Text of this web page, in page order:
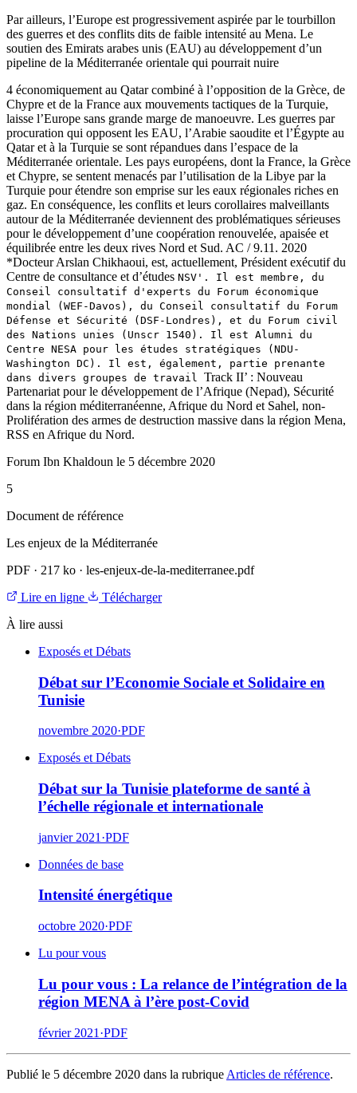
Par ailleurs, l’Europe est progressivement aspirée par le tourbillon
des guerres et des conflits dits de faible intensité au Mena. Le
soutien des Emirats arabes unis (EAU) au développement d’un
pipeline de la Méditerranée orientale qui pourrait nuire
4 économiquement au Qatar combiné à l’opposition de la Grèce, de
Chypre et de la France aux mouvements tactiques de la Turquie,
laisse l’Europe sans grande marge de manoeuvre. Les guerres par
procuration qui opposent les EAU, l’Arabie saoudite et l’Égypte au
Qatar et à la Turquie se sont répandues dans l’espace de la
Méditerranée orientale. Les pays européens, dont la France, la Grèce
et Chypre, se sentent menacés par l’utilisation de la Libye par la
Turquie pour étendre son emprise sur les eaux régionales riches en
gaz. En conséquence, les conflits et leurs corollaires malveillants
autour de la Méditerranée deviennent des problématiques sérieuses
pour le développement d’une coopération renouvelée, apaisée et
équilibrée entre les deux rives Nord et Sud. AC / 9.11. 2020
*Docteur Arslan Chikhaoui, est, actuellement, Président exécutif du
Centre de consultance et d’études NSV'. Il est membre, du
Conseil consultatif d'experts du Forum économique
mondial (WEF-Davos), du Conseil consultatif du Forum
Défense et Sécurité (DSF-Londres), et du Forum civil
des Nations unies (Unscr 1540). Il est Alumni du
Centre NESA pour les études stratégiques (NDU-
Washington DC). Il est, également, partie prenante
dans divers groupes de travail Track II’ : Nouveau
Partenariat pour le développement de l’Afrique (Nepad), Sécurité
dans la région méditerranéenne, Afrique du Nord et Sahel, non-
Prolifération des armes de destruction massive dans la région Mena,
RSS en Afrique du Nord.
Forum Ibn Khaldoun le 5 décembre 2020
5
Document de référence
Les enjeux de la Méditerranée
PDF · 217 ko · les-enjeux-de-la-mediterranee.pdf
Lire en ligne
Télécharger
À lire aussi
Exposés et Débats
Débat sur l’Economie Sociale et Solidaire en
Tunisie
novembre 2020·PDF
Exposés et Débats
Débat sur la Tunisie plateforme de santé à
l’échelle régionale et internationale
janvier 2021 ·PDF
Données de base
Intensité énergétique
octobre 2020·PDF
Lu pour vous
Lu pour vous : La relance de l’intégration de la
région MENA à l’ère post-Covid
février 2021 ·PDF
Publié le 5 décembre 2020 dans la rubrique Articles de référence.